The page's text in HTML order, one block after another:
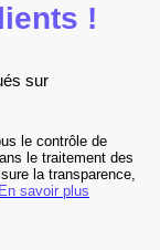
!
sur
le contrôle de
le traitement des
la transparence,
En savoir plus